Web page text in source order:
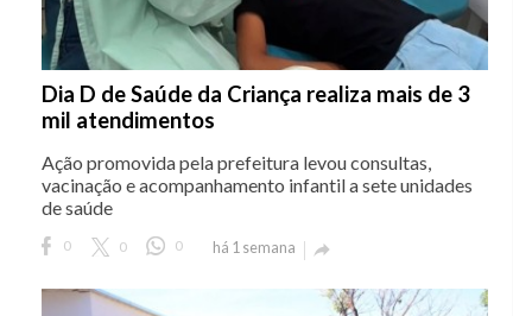
Dia D de Saúde da Criança realiza mais de 3
mil atendimentos
Ação promovida pela prefeitura levou consultas,
vacinação e acompanhamento infantil a sete unidades
de saúde
0 0 0 há 1 semana 